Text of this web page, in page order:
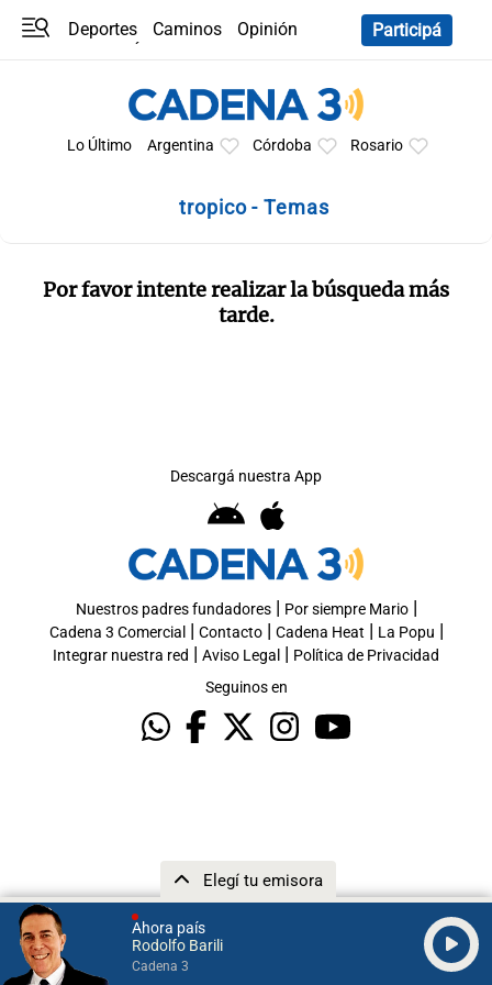
Ahora país
Rodolfo Barili
Cadena 3
Elegí tu emisora
Deportes Caminos
Opinión
Participá
Lo Último Argentina Córdoba Rosario
tropico - Temas
Por favor intente realizar la búsqueda más
tarde.
Descargá nuestra App
Nuestros padres fundadores| Por siempre Mario|
Cadena 3 Comercial | Contacto| Cadena Heat | La Popu |
Integrar nuestra red | Aviso Legal | Política de Privacidad
Seguinos en